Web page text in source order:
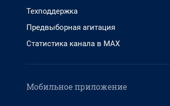
Техподдержка
Предвыборная агитация
Статистика канала в MAX
Мобильное приложение